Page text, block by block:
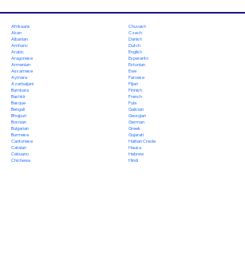
Afrikaans
Akan
Albanian
Amharic
Arabic
Aragonese
Armenian
Assamese
Aymara
Azerbaijani
Bambara
Bashkir
Basque
Bengali
Bhojpuri
Bosnian
Bulgarian
Burmese
Cantonese
Catalan
Cebuano
Chichewa
Chuvash
Czech
Danish
Dutch
English
Esperanto
Estonian
Ewe
Faroese
Fijian
Finnish
French
Fula
Galician
Georgian
German
Greek
Gujarati
Haitian Creole
Hausa
Hebrew
Hindi